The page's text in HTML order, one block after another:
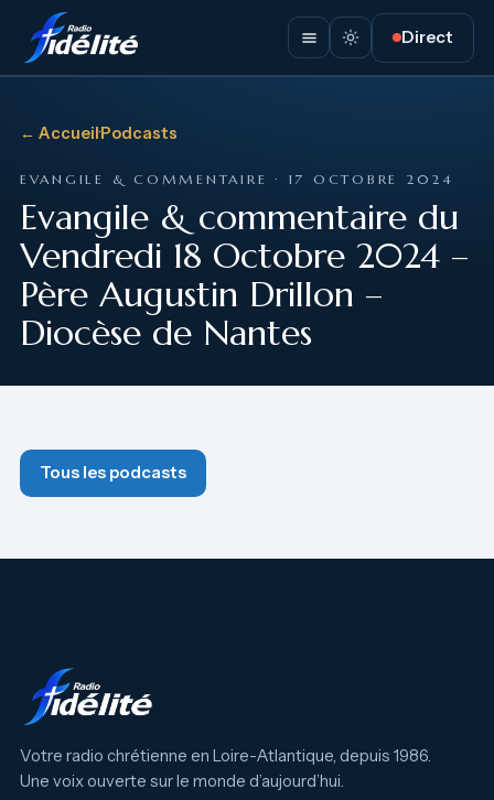
Direct
← Accueil·Podcasts
EVANGILE & COMMENTAIRE · 17 OCTOBRE 2024
Evangile & commentaire du
Vendredi 18 Octobre 2024 –
Père Augustin Drillon –
Diocèse de Nantes
Tous les podcasts
Votre radio chrétienne en Loire-Atlantique, depuis 1986.
Une voix ouverte sur le monde d’aujourd’hui.